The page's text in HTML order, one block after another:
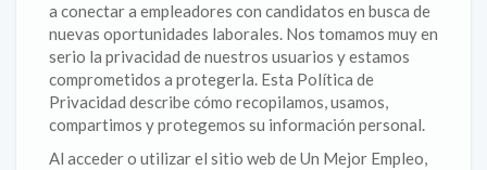
a conectar a empleadores con candidatos en busca de
nuevas oportunidades laborales. Nos tomamos muy en
serio la privacidad de nuestros usuarios y estamos
comprometidos a protegerla. Esta Política de
Privacidad describe cómo recopilamos, usamos,
compartimos y protegemos su información personal.
Al acceder o utilizar el sitio web de Un Mejor Empleo,